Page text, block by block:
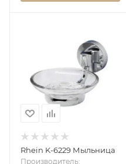
Rhein K-6229 Мыльница
Производитель: